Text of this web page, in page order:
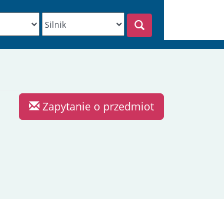
Zapytanie o przedmiot